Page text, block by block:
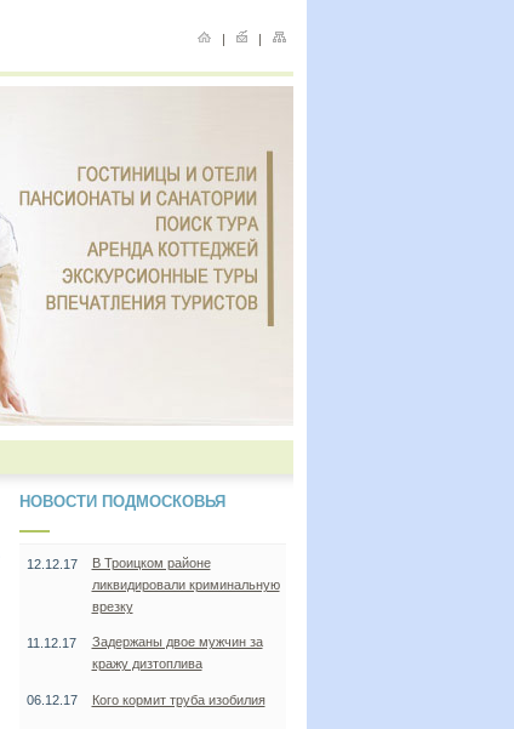
| |
НОВОСТИ ПОДМОСКОВЬЯ
12.12.17
В Троицком районе
ликвидировали криминальную
врезку
11.12.17
Задержаны двое мужчин за
кражу дизтоплива
06.12.17 Кого кормит труба изобилия